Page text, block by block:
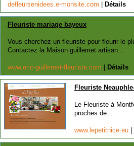
defleursenidees.e-monsite.com Détails
Fleuriste mariage bayeux
Vous cherchez un fleuriste pour fleurir le
Contactez la Maison guillemet artisan...
www.eric-guillemet-fleuriste.com Détails
Fleuriste
Le Fleuriste à
proches de...
www.lepetitnice.eu